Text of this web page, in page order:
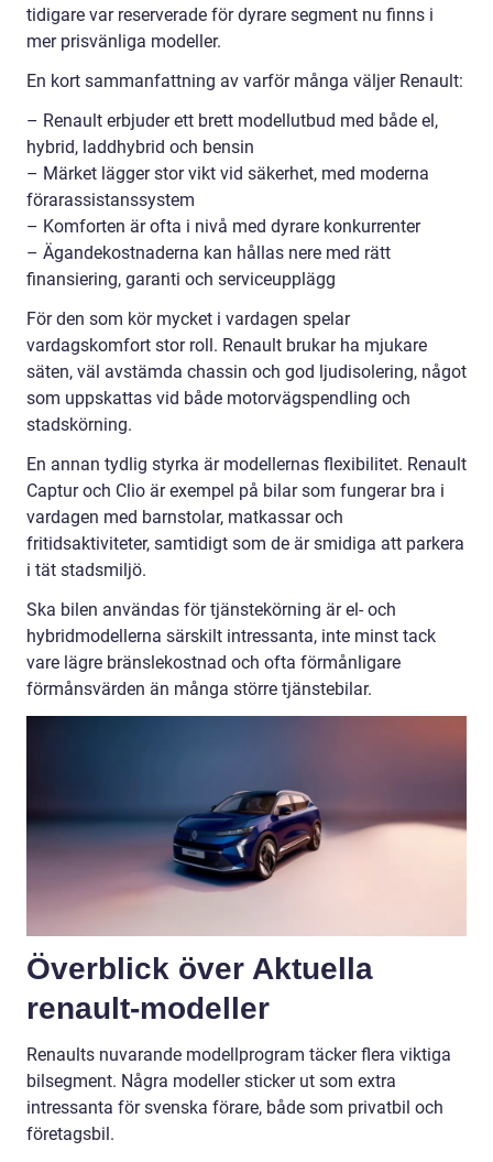
tidigare var reserverade för dyrare segment nu finns i
mer prisvänliga modeller.
En kort sammanfattning av varför många väljer Renault:
– Renault erbjuder ett brett modellutbud med både el,
hybrid, laddhybrid och bensin
– Märket lägger stor vikt vid säkerhet, med moderna
förarassistanssystem
– Komforten är ofta i nivå med dyrare konkurrenter
– Ägandekostnaderna kan hållas nere med rätt
finansiering, garanti och serviceupplägg
För den som kör mycket i vardagen spelar
vardagskomfort stor roll. Renault brukar ha mjukare
säten, väl avstämda chassin och god ljudisolering, något
som uppskattas vid både motorvägspendling och
stadskörning.
En annan tydlig styrka är modellernas flexibilitet. Renault
Captur och Clio är exempel på bilar som fungerar bra i
vardagen med barnstolar, matkassar och
fritidsaktiviteter, samtidigt som de är smidiga att parkera
i tät stadsmiljö.
Ska bilen användas för tjänstekörning är el- och
hybridmodellerna särskilt intressanta, inte minst tack
vare lägre bränslekostnad och ofta förmånligare
förmånsvärden än många större tjänstebilar.
Överblick över Aktuella
renault-modeller
Renaults nuvarande modellprogram täcker flera viktiga
bilsegment. Några modeller sticker ut som extra
intressanta för svenska förare, både som privatbil och
företagsbil.